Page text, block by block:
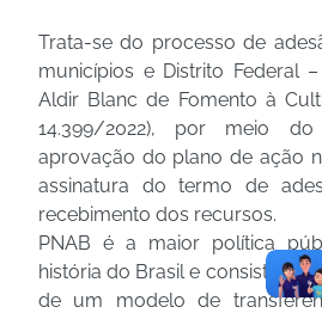
Trata-se do processo de
municípios e Distrito Federal
Aldir Blanc de Fomento à
14.399/2022), por meio
aprovação do plano de ação
assinatura do termo de
recebimento dos recursos.
PNAB é a maior política
história do Brasil e consiste na
de um modelo de